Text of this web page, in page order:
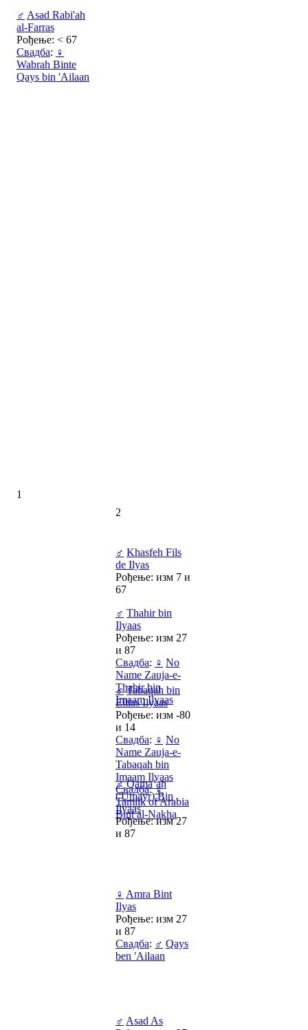
♂ Asad Rabi'ah
al-Farras
Рођење: < 67
Свадба: ♀
Wabrah Binte
Qays bin 'Ailaan
1
2
♂ Khasfeh Fils
de Ilyas
Рођење: изм 7 и
67
♂ Thahir bin
Ilyaas
Рођење: изм 27
и 87
Свадба: ♀ No
Name Zauja-e-
Thahir bin
Imaam Ilyaas
♂ Tabaqah bin
Ellias Ilyaas
Рођење: изм -80
и 14
Свадба: ♀ No
Name Zauja-e-
Tabaqah bin
Imaam Ilyaas
Свадба:♀
Tamlik of Arabia
Bint al-Nakha
♂ Qama’ah
('Umayr) Bin
Ilyaas
Рођење: изм 27
и 87
♀ Amra Bint
Ilyas
Рођење: изм 27
и 87
Свадба: ♂ Qays
ben 'Ailaan
♂ Asad As